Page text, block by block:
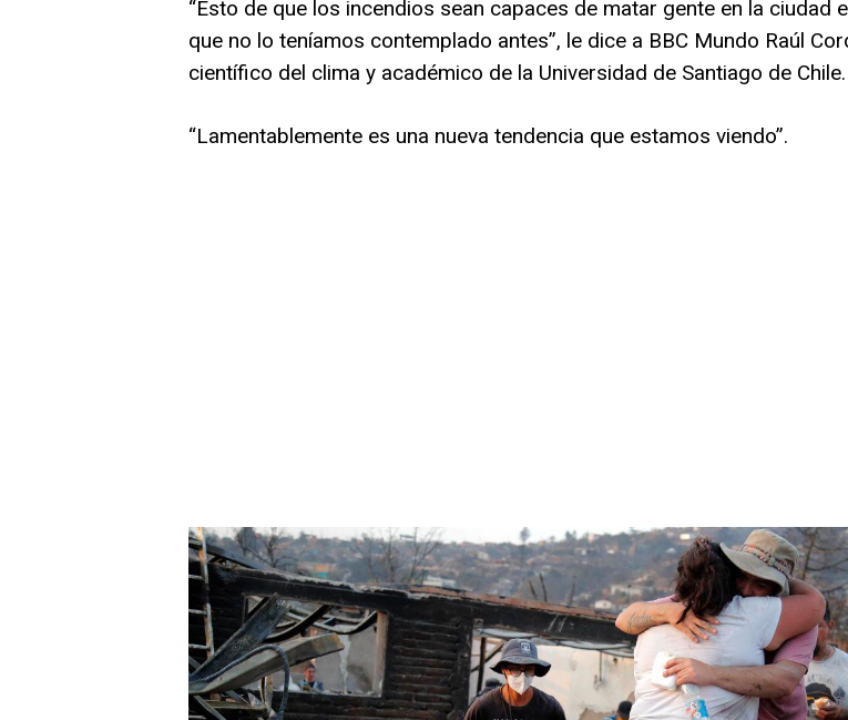
“Esto de que los incendios sean capaces de matar gente en la ciudad
que no lo teníamos contemplado antes”, le dice a BBC Mundo Raúl
científico del clima y académico de la Universidad de Santiago de Chile.
“Lamentablemente es una nueva tendencia que estamos viendo”.